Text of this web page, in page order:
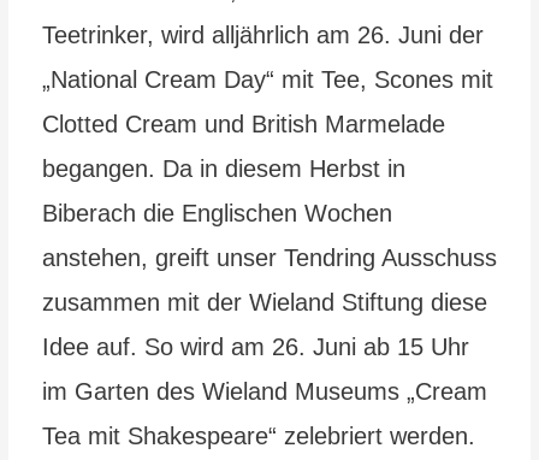
Teetrinker, wird alljährlich am 26. Juni der
„National Cream Day“ mit Tee, Scones mit
Clotted Cream und British Marmelade
begangen. Da in diesem Herbst in
Biberach die Englischen Wochen
anstehen, greift unser Tendring Ausschuss
zusammen mit der Wieland Stiftung diese
Idee auf. So wird am 26. Juni ab 15 Uhr
im Garten des Wieland Museums „Cream
Tea mit Shakespeare“ zelebriert werden.